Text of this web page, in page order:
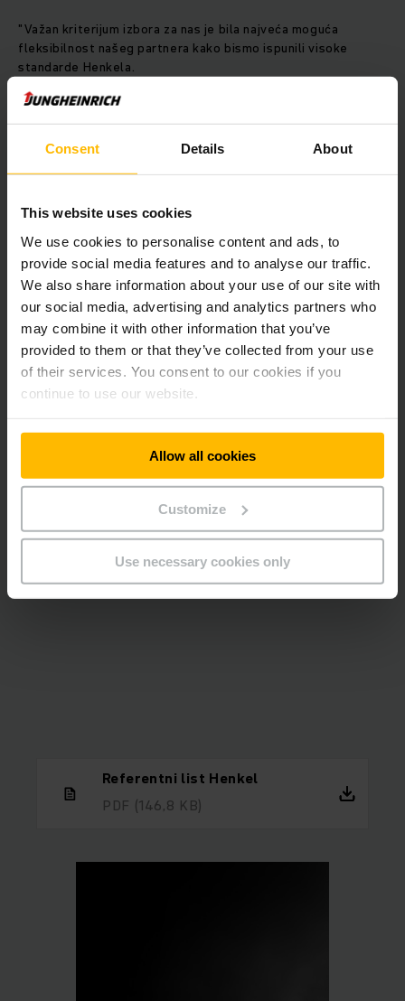
Consent Details About
This website uses cookies
We use cookies to personalise content and ads, to
provide social media features and to analyse our traffic.
We also share information about your use of our site with
our social media, advertising and analytics partners who
may combine it with other information that you’ve
provided to them or that they’ve collected from your use
of their services. You consent to our cookies if you
continue to use our website.
Allow all cookies
Customize
Use necessary cookies only
"Važan kriterijum izbora za nas je bila najveća moguća
fleksibilnost našeg partnera kako bismo ispunili visoke
standarde Henkela.
poštovanje kratkih rokova projekta
. Pored toga, finansijski aspekt mora da se zadrži na
odgovarajućem nivou", kaže Aleksej Shilo, menadžer logistike
tim koji radi u teškim i ponekad ekstremnim uslovima. Odlično
poštovanje projektnih rokova i kreativna rešenja za svaki
zadatak, ma koliko težak, karakterišu saradnju sa
Jungheinrich-om."
Уграђени садржај захтева вашу
сагласност.
Нажалост, овај садржај није доступан
за приказивање овог садржаја.
DOZVOLI КОЛАЧИЋЕ
Referentni list Henkel
PDF (146,8 KB)